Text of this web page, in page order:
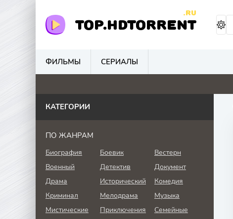
TOP.HDTORRENT
.RU
ФИЛЬМЫ СЕРИАЛЫ
0 4.6 0 0
КАТЕГОРИИ
ПО ЖАНРАМ
Биография Боевик
Вестерн
Военный
Детектив
Документ
Драма
Исторический
Комедия
Криминал
Мелодрама
Музыка
Мистические
Приключения
Семейные